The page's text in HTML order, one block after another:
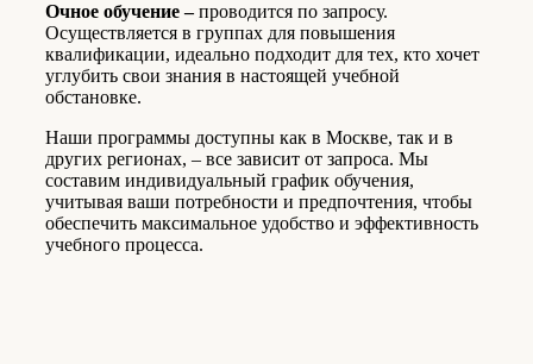
Очное обучение –проводится по запросу.
Осуществляется в группах для повышения
квалификации, идеально подходит для тех, кто хочет
углубить свои знания в настоящей учебной
обстановке.
Наши программы доступны как в Москве, так и в
других регионах, – все зависит от запроса. Мы
составим индивидуальный график обучения,
учитывая ваши потребности и предпочтения, чтобы
обеспечить максимальное удобство и эффективность
учебного процесса.